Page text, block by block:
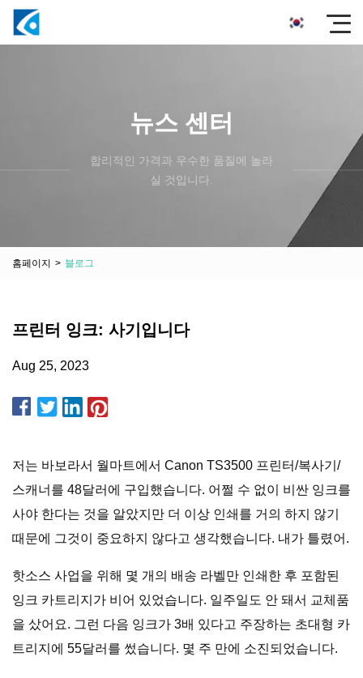
뉴스 센터
합리적인 가격과 우수한 품질에 놀라
실 것입니다.
홈페이지 > 블로그
프린터 잉크: 사기입니다
Aug 25, 2023
저는 바보라서 월마트에서 Canon TS3500 프린터/복사기/
스캐너를 48달러에 구입했습니다. 어쩔 수 없이 비싼 잉크를
사야 한다는 것을 알았지만 더 이상 인쇄를 거의 하지 않기
때문에 그것이 중요하지 않다고 생각했습니다. 내가 틀렸어.
핫소스 사업을 위해 몇 개의 배송 라벨만 인쇄한 후 포함된
잉크 카트리지가 비어 있었습니다. 일주일도 안 돼서 교체품
을 샀어요. 그런 다음 잉크가 3배 있다고 주장하는 초대형 카
트리지에 55달러를 썼습니다. 몇 주 만에 소진되었습니다.